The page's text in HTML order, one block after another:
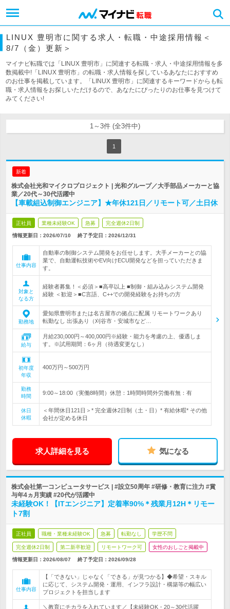
LINUX 豊明市に関する求人・転職・中途採用情報＜
8/7（金）更新＞
マイナビ転職では「LINUX 豊明市」に関連する転職・求人・中途採用情報を多
数掲載中!「LINUX 豊明市」の転職・求人情報を探しているあなたにおすすめ
のお仕事を掲載しています。「LINUX 豊明市」に関連するキーワードからも転
職・求人情報をお探しいただけるので、あなたにぴったりのお仕事を見つけて
みてください!
1～3件 (全3件中)
1
新着
株式会社光和マイクロプロジェクト | 光和グループ／大手部品メーカーと協
業／20代～30代活躍中
【車載組込制御エンジニア】★年休121日／リモート可／土日休
正社員 業種未経験OK 急募 完全週休2日制
情報更新日：2026/07/10 終了予定日： 2026/12/31
仕事内容
自動車の制御システム開発をお任せします。大手メーカーとの協
業で、自動運転技術やEV向けECU開発などを担っていただきま
す。
対象と
なる方
経験者募集！＜必須＞■高卒以上 ■制御・組み込みシステム開発
経験 ＜歓迎＞■C言語、C++での開発経験をお持ちの方
勤務地
愛知県豊明市または名古屋市の拠点に配属 リモートワークあり
転勤なし 出張あり（刈谷市・安城市など…
給与
月給230,000円～400,000円※経験・能力を考慮の上、優遇しま
す。※試用期間：6ヶ月（待遇変更なし）
初年度
年収
400万円～500万円
勤務
時間
9:00～18:00（実働8時間）休憩：1時間時間外労働有無：有
休日
休暇
＜年間休日121日＞* 完全週休2日制（土・日）* 有給休暇* その他
会社が定める休日
求人詳細を見る 気になる
株式会社第一コンピュータサービス | #設立50周年 #研修・教育に注力 #賞
与年4ヵ月実績 #20代が活躍中
未経験OK！【ITエンジニア】定着率90%＊残業月12H＊リモー
ト7割
正社員 職種・業種未経験OK 急募 転勤なし 学歴不問
完全週休2日制 第二新卒歓迎 リモートワーク可 女性のおしごと掲載中
情報更新日：2026/08/07 終了予定日： 2026/09/28
仕事内容
【「できない」じゃなく「できる」が見つかる】◆希望・スキル
に応じて、システム開発・運用、インフラ設計・構築等の幅広い
プロジェクトを担当します
＼教育にチカラを入れています／【未経験OK・20～30代活躍